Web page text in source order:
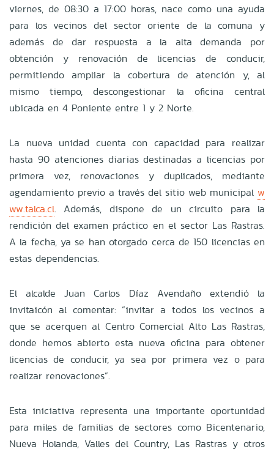
viernes, de 08:30 a 17:00 horas, nace como una ayuda
para los vecinos del sector oriente de la comuna y
además de dar respuesta a la alta demanda por
obtención y renovación de licencias de conducir,
permitiendo ampliar la cobertura de atención y, al
mismo tiempo, descongestionar la oficina central
ubicada en 4 Poniente entre 1 y 2 Norte.
La nueva unidad cuenta con capacidad para realizar
hasta 90 atenciones diarias destinadas a licencias por
primera vez, renovaciones y duplicados, mediante
agendamiento previo a través del sitio web municipal w
ww.talca.cl. Además, dispone de un circuito para la
rendición del examen práctico en el sector Las Rastras.
A la fecha, ya se han otorgado cerca de 150 licencias en
estas dependencias.
El alcalde Juan Carlos Díaz Avendaño extendió la
invitaicón al comentar: “invitar a todos los vecinos a
que se acerquen al Centro Comercial Alto Las Rastras,
donde hemos abierto esta nueva oficina para obtener
licencias de conducir, ya sea por primera vez o para
realizar renovaciones”.
Esta iniciativa representa una importante oportunidad
para miles de familias de sectores como Bicentenario,
Nueva Holanda, Valles del Country, Las Rastras y otros